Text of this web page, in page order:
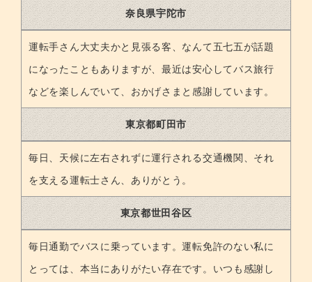
奈良県宇陀市
運転手さん大丈夫かと見張る客、なんて五七五が話題
になったこともありますが、最近は安心してバス旅行
などを楽しんでいて、おかげさまと感謝しています。
東京都町田市
毎日、天候に左右されずに運行される交通機関、それ
を支える運転士さん、ありがとう。
東京都世田谷区
毎日通勤でバスに乗っています。運転免許のない私に
とっては、本当にありがたい存在です。いつも感謝し